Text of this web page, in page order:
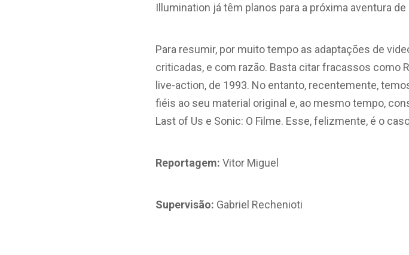
Illumination já têm planos para a próxima aventura de
Para resumir, por muito tempo as adaptações de
criticadas, e com razão. Basta citar fracassos como
live-action, de 1993. No entanto, recentemente,
fiéis ao seu material original e, ao mesmo tempo,
Last of Us e Sonic: O Filme. Esse, felizmente, é o
Reportagem:Vitor Miguel
Supervisão: Gabriel Rechenioti